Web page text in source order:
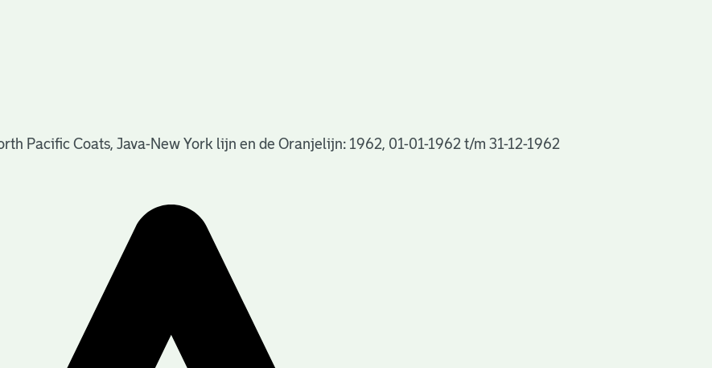
Pacific Coats, Java-New York lijn en de Oranjelijn: 1962, 01-01-1962 t/m 31-12-1962